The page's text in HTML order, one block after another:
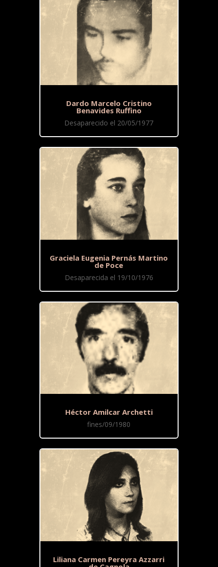
Dardo Marcelo Cristino
Benavides Ruffino
Desaparecido el 20/05/1977
Graciela Eugenia Pernás Martino
de Poce
Desaparecida el 19/10/1976
Héctor Amilcar Archetti
fines/09/1980
Liliana Carmen Pereyra Azzarri